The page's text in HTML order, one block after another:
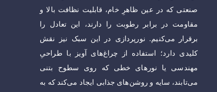
صنعتی که در عین ظاهرِ خام، قابلیت نظافت بالا و
مقاومت در برابر رطوبت را دارند، این تعادل را
برقرار می‌کنیم. نورپردازی در این سبک نیز نقش
کلیدی دارد؛ استفاده از چراغ‌های آویز با طراحیِ
مهندسی یا نورهای خطی که روی سطوح بتنی
می‌تابند، سایه و روشن‌های جذابی ایجاد می‌کند که به